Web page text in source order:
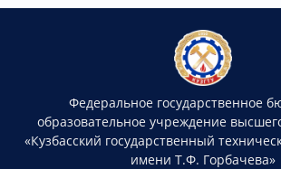
Федеральное государственное
образовательное учреждение
«Кузбасский государственный
имени Т.Ф. Горбачева»